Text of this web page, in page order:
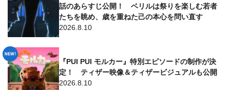
話のあらすじ公開！ ベリルは祭りを楽しむ若者
たちを眺め、歳を重ねた己の本心を問い直す
2026.8.10
『PUI PUI モルカー』特別エピソードの制作が決
定！ ティザー映像＆ティザービジュアルも公開
2026.8.10